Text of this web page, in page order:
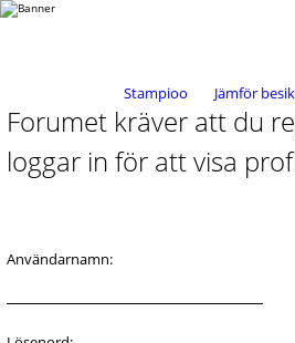
Stampioo Jämför
Forumet kräver att du
loggar in för att visa
Användarnamn: